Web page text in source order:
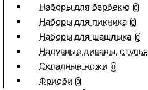
Наборы для барбекю 0
Наборы для пикника 0
Наборы для шашлыка 0
Надувные диваны, стулья
Складные ножи 0
Фрисби 0